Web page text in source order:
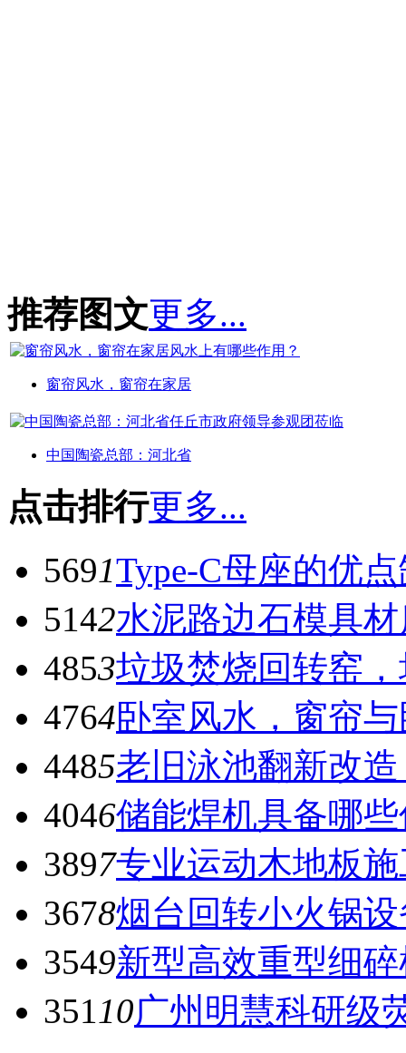
推荐图文更多...
窗帘风水，窗帘在家居
中国陶瓷总部：河北省
点击排行更多...
5691Type-C母座的优
5142水泥路边石模具
4853垃圾焚烧回转窑
4764卧室风水，窗帘
4485老旧泳池翻新改
4046储能焊机具备哪
3897专业运动木地板
3678烟台回转小火锅
3549新型高效重型细
35110广州明慧科研级